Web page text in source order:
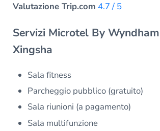
Valutazione Trip.com 4.7 / 5
Servizi Microtel By
Xingsha
Sala fitness
Parcheggio pubblico (gratuito)
Sala riunioni (a pagamento)
Sala multifunzione